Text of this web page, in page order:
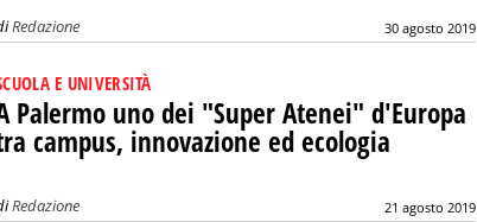
Redazione 30 agosto 2019
E UNIVERSITÀ
Palermo uno dei "Super Atenei" d'Europa
campus, innovazione ed ecologia
Redazione 21 agosto 2019